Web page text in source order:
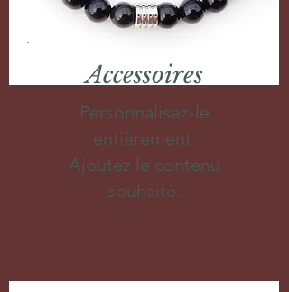
Accessoires
Personnalisez-le
entièrement.
Ajoutez le contenu
souhaité.